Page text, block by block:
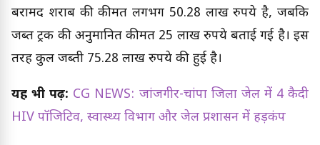
बरामद शराब की कीमत लगभग 50.28 लाख रुपये है, जबकि
जब्त ट्रक की अनुमानित कीमत 25 लाख रुपये बताई गई है। इस
तरह कुल जब्ती 75.28 लाख रुपये की हुई है।
यह भी पढ़ें: CG NEWS: जांजगीर-चांपा जिला जेल में 4 कैदी
HIV पॉजिटिव, स्वास्थ्य विभाग और जेल प्रशासन में हड़कंप